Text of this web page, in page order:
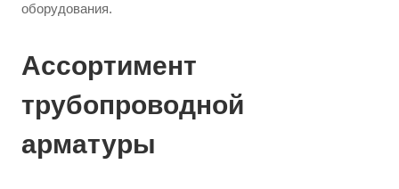
оборудования.
Ассортимент
трубопроводной
арматуры